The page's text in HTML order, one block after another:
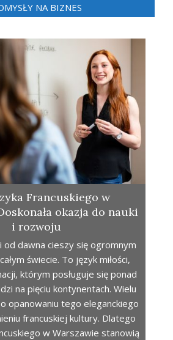
NA BIZNES
Francuskiego w
okazja do nauki
i rozwoju
od dawna cieszy się ogromnym
świecie. To język miłości,
którym posługuje się ponad
na pięciu kontynentach. Wielu
opanowaniu tego eleganckiego
francuskiej kultury. Dlatego
w Warszawie stanowią